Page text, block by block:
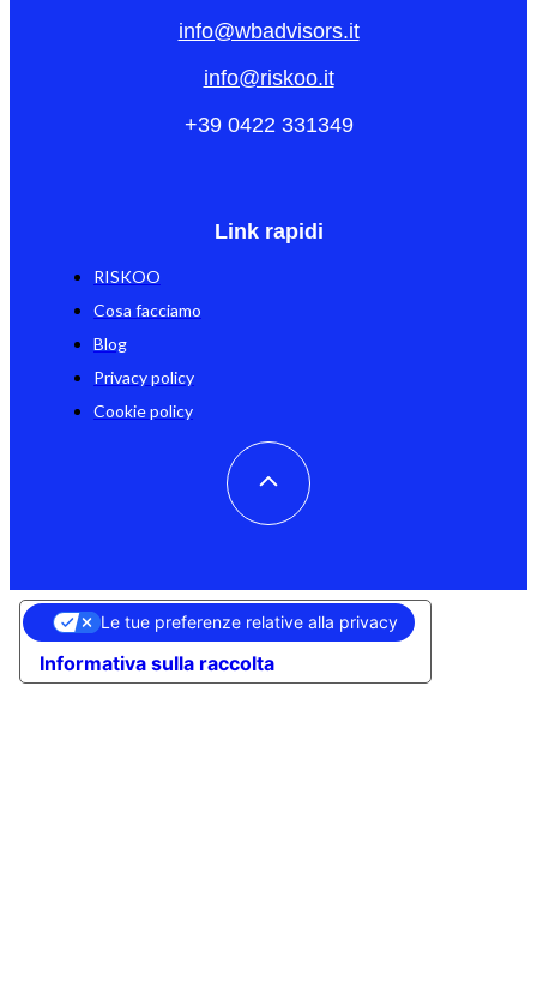
info@wbadvisors.it
info@riskoo.it
+39 0422 331349
Link rapidi
RISKOO
Cosa facciamo
Blog
Privacy policy
Cookie policy
Informativa sulla raccolta
Le tue preferenze relative alla privacy